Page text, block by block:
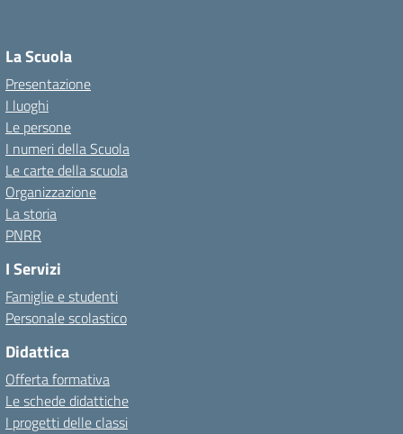
La Scuola
Presentazione
I luoghi
Le persone
I numeri della Scuola
Le carte della scuola
Organizzazione
La storia
PNRR
I Servizi
Famiglie e studenti
Personale scolastico
Didattica
Offerta formativa
Le schede didattiche
I progetti delle classi